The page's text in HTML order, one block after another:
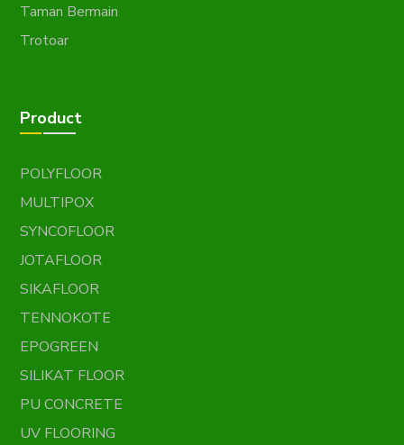
Taman Bermain
Trotoar
Product
POLYFLOOR
MULTIPOX
SYNCOFLOOR
JOTAFLOOR
SIKAFLOOR
TENNOKOTE
EPOGREEN
SILIKAT FLOOR
PU CONCRETE
UV FLOORING